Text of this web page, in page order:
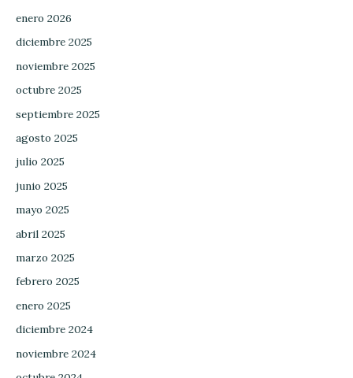
enero 2026
diciembre 2025
noviembre 2025
octubre 2025
septiembre 2025
agosto 2025
julio 2025
junio 2025
mayo 2025
abril 2025
marzo 2025
febrero 2025
enero 2025
diciembre 2024
noviembre 2024